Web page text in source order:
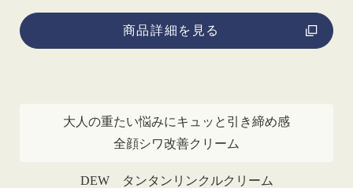
商品詳細を見る
大人の重たい悩みにキュッと引き締め感
全顔シワ改善クリーム
DEW タンタンリンクルクリーム